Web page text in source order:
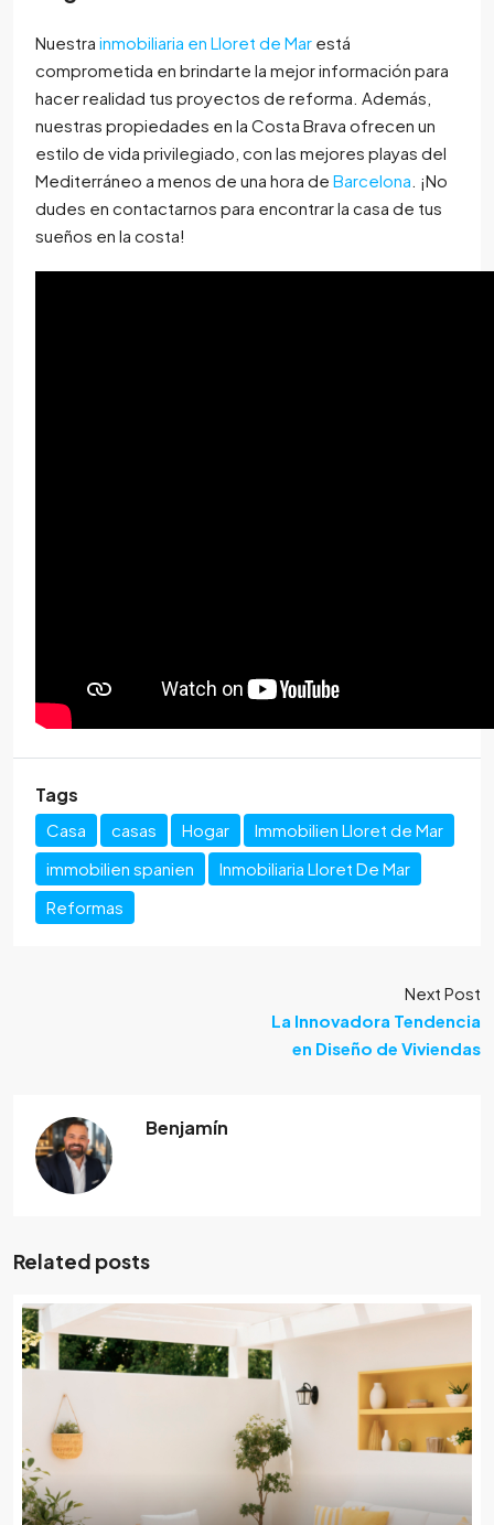
Nuestra inmobiliaria en Lloret de Mar está
comprometida en brindarte la mejor información para
hacer realidad tus proyectos de reforma. Además,
nuestras propiedades en la Costa Brava ofrecen un
estilo de vida privilegiado, con las mejores playas del
Mediterráneo a menos de una hora de Barcelona . ¡No
dudes en contactarnos para encontrar la casa de tus
sueños en la costa!
Tags
Casa casas Hogar
Immobilien Lloret de Mar
immobilien spanien
Inmobiliaria Lloret De Mar
Reformas
Next Post
La Innovadora Tendencia
en Diseño de Viviendas
Benjamín
Related posts